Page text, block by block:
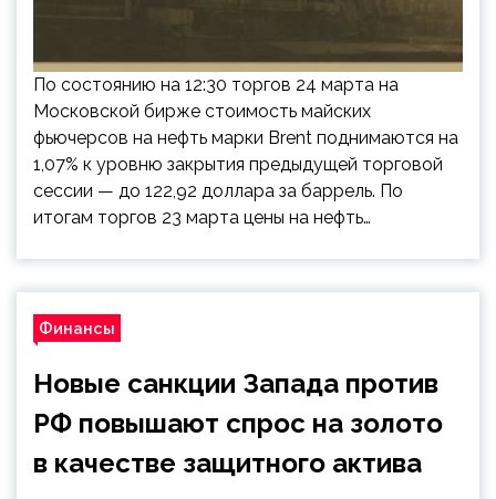
По состоянию на 12:30 торгов 24 марта на
Московской бирже стоимость майских
фьючерсов на нефть марки Brent поднимаются на
1,07% к уровню закрытия предыдущей торговой
сессии — до 122,92 доллара за баррель. По
итогам торгов 23 марта цены на нефть…
Финансы
Новые санкции Запада против
РФ повышают спрос на золото
в качестве защитного актива